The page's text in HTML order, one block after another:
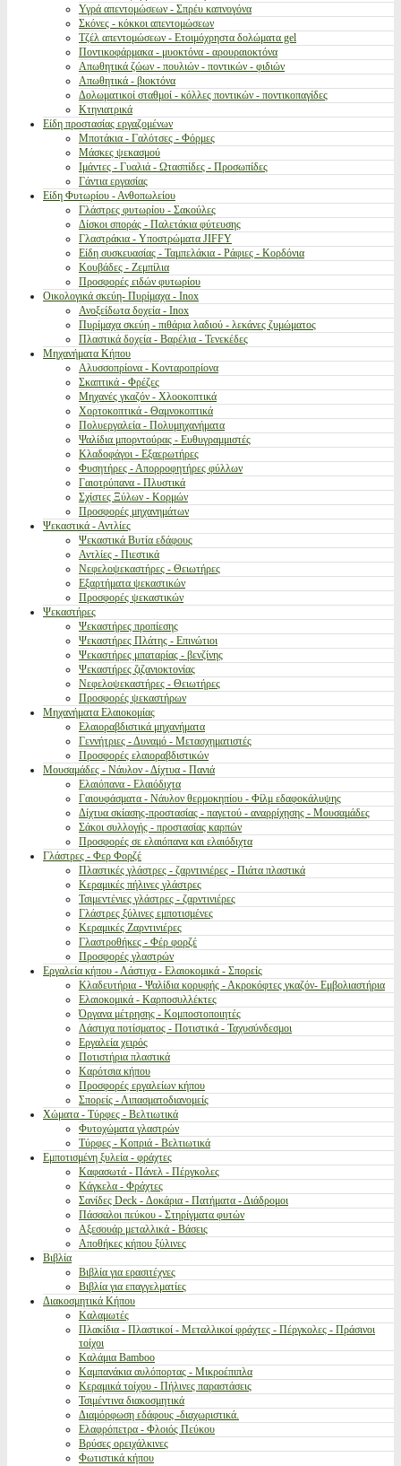
Υγρά απεντομώσεων - Σπρέυ καπνογόνα
Σκόνες - κόκκοι απεντομώσεων
Τζέλ απεντομώσεων - Ετοιμόχρηστα δολώματα gel
Ποντικοφάρμακα - μυοκτόνα - αρουραιοκτόνα
Απωθητικά ζώων - πουλιών - ποντικών - φιδιών
Απωθητικά - βιοκτόνα
Δολωματικοί σταθμοί - κόλλες ποντικών - ποντικοπαγίδες
Κτηνιατρικά
Είδη προστασίας εργαζομένων
Μποτάκια - Γαλότσες - Φόρμες
Μάσκες ψεκασμού
Ιμάντες - Γυαλιά - Ωτασπίδες - Προσωπίδες
Γάντια εργασίας
Είδη Φυτωρίου - Ανθοπωλείου
Γλάστρες φυτωρίου - Σακούλες
Δίσκοι σποράς - Παλετάκια φύτευσης
Γλαστράκια - Υποστρώματα JIFFY
Είδη συσκευασίας - Ταμπελάκια - Ράφιες - Κορδόνια
Κουβάδες - Ζεμπίλια
Προσφορές ειδών φυτωρίου
Οικολογικά σκεύη- Πυρίμαχα - Inox
Ανοξείδωτα δοχεία - Inox
Πυρίμαχα σκεύη - πιθάρια λαδιού - λεκάνες ζυμώματος
Πλαστικά δοχεία - Βαρέλια - Τενεκέδες
Μηχανήματα Κήπου
Αλυσσοπρίονα - Κονταροπρίονα
Σκαπτικά - Φρέζες
Μηχανές γκαζόν - Χλοοκοπτικά
Χορτοκοπτικά - Θαμνοκοπτικά
Πολυεργαλεία - Πολυμηχανήματα
Ψαλίδια μπορντούρας - Ευθυγραμμιστές
Κλαδοφάγοι - Εξαερωτήρες
Φυσητήρες - Απορροφητήρες φύλλων
Γαιοτρύπανα - Πλυστικά
Σχίστες Ξύλων - Κορμών
Προσφορές μηχανημάτων
Ψεκαστικά - Αντλίες
Ψεκαστικά Βυτία εδάφους
Αντλίες - Πιεστικά
Νεφελοψεκαστήρες - Θειωτήρες
Εξαρτήματα ψεκαστικών
Προσφορές ψεκαστικών
Ψεκαστήρες
Ψεκαστήρες προπίεσης
Ψεκαστήρες Πλάτης - Επινώτιοι
Ψεκαστήρες μπαταρίας - βενζίνης
Ψεκαστήρες ζιζανιοκτονίας
Νεφελοψεκαστήρες - Θειωτήρες
Προσφορές ψεκαστήρων
Μηχανήματα Ελαιοκομίας
Ελαιοραβδιστικά μηχανήματα
Γεννήτριες - Δυναμό - Μετασχηματιστές
Προσφορές ελαιοραβδιστικών
Μουσαμάδες - Νάυλον - Δίχτυα - Πανιά
Ελαιόπανα - Ελαιόδιχτα
Γαιουφάσματα - Νάυλον θερμοκηπίου - Φίλμ εδαφοκάλυψης
Δίχτυα σκίασης-προστασίας - παγετού - αναρρίχησης - Μουσαμάδες
Σάκοι συλλογής - προστασίας καρπών
Προσφορές σε ελαιόπανα και ελαιόδιχτα
Γλάστρες - Φερ Φορζέ
Πλαστικές γλάστρες - ζαρντινιέρες - Πιάτα πλαστικά
Κεραμικές πήλινες γλάστρες
Τσιμεντένιες γλάστρες - ζαρντινιέρες
Γλάστρες ξύλινες εμποτισμένες
Κεραμικές Ζαρντινιέρες
Γλαστροθήκες - Φέρ φορζέ
Προσφορές γλαστρών
Εργαλεία κήπου - Λάστιχα - Ελαιοκομικά - Σπορείς
Κλαδευτήρια - Ψαλίδια κορυφής - Ακροκόφτες γκαζόν- Εμβολιαστήρια
Ελαιοκομικά - Καρποσυλλέκτες
Όργανα μέτρησης - Κομποστοποιητές
Λάστιχα ποτίσματος - Ποτιστικά - Ταχυσύνδεσμοι
Εργαλεία χειρός
Ποτιστήρια πλαστικά
Καρότσια κήπου
Προσφορές εργαλείων κήπου
Σπορείς - Λιπασματοδιανομείς
Χώματα - Τύρφες - Βελτιωτικά
Φυτοχώματα γλαστρών
Τύρφες - Κοπριά - Βελτιωτικά
Εμποτισμένη ξυλεία - φράχτες
Καφασωτά - Πάνελ - Πέργκολες
Κάγκελα - Φράχτες
Σανίδες Deck - Δοκάρια - Πατήματα - Διάδρομοι
Πάσσαλοι πεύκου - Στηρίγματα φυτών
Αξεσουάρ μεταλλικά - Βάσεις
Αποθήκες κήπου ξύλινες
Βιβλία
Βιβλία για ερασιτέχνες
Βιβλία για επαγγελματίες
Διακοσμητικά Κήπου
Καλαμωτές
Πλακίδια - Πλαστικοί - Μεταλλικοί φράχτες - Πέργκολες - Πράσινοι
τοίχοι
Καλάμια Bamboo
Καμπανάκια αυλόπορτας - Μικροέπιπλα
Κεραμικά τοίχου - Πήλινες παραστάσεις
Τσιμέντινα διακοσμητικά
Διαμόρφωση εδάφους -διαχωριστικά.
Ελαφρόπετρα - Φλοιός Πεύκου
Βρύσες ορειχάλκινες
Φωτιστικά κήπου